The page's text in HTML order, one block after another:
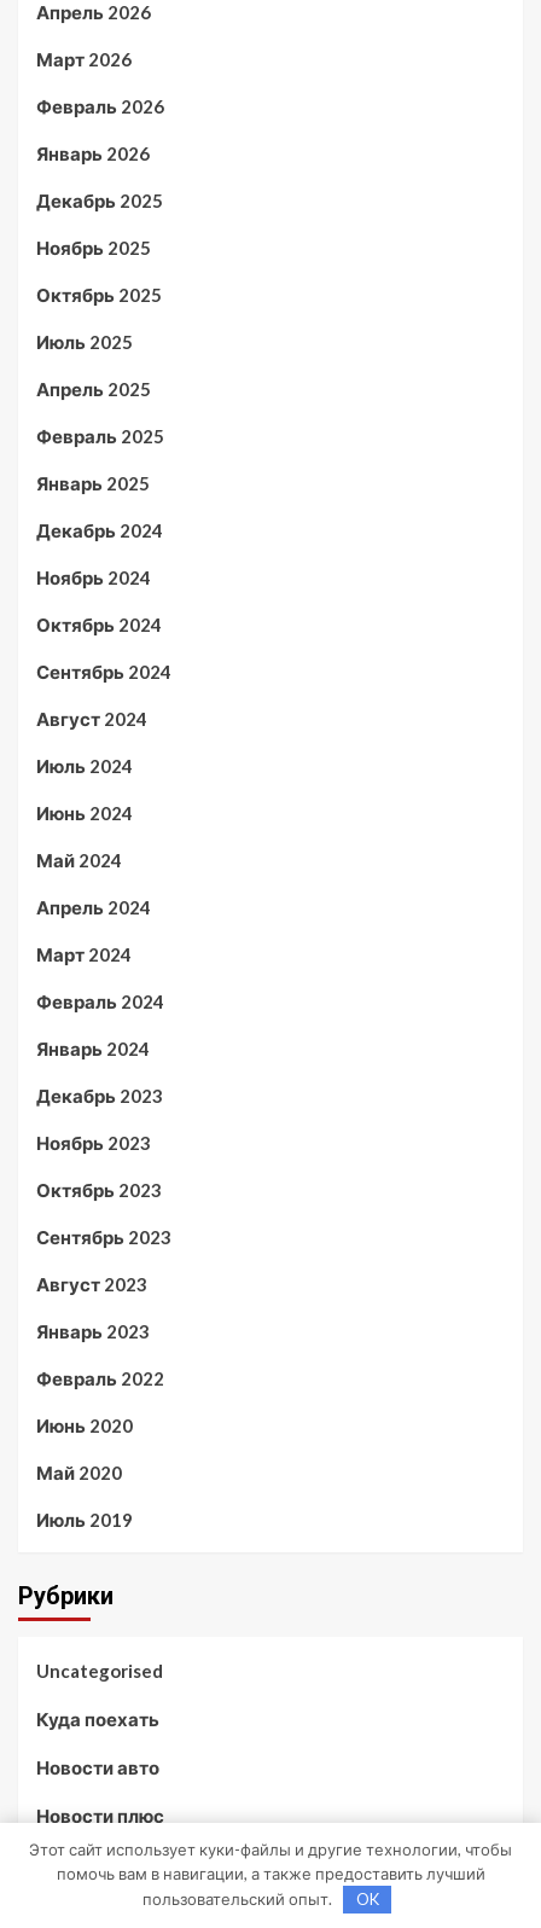
Апрель 2026
Март 2026
Февраль 2026
Январь 2026
Декабрь 2025
Ноябрь 2025
Октябрь 2025
Июль 2025
Апрель 2025
Февраль 2025
Январь 2025
Декабрь 2024
Ноябрь 2024
Октябрь 2024
Сентябрь 2024
Август 2024
Июль 2024
Июнь 2024
Май 2024
Апрель 2024
Март 2024
Февраль 2024
Январь 2024
Декабрь 2023
Ноябрь 2023
Октябрь 2023
Сентябрь 2023
Август 2023
Январь 2023
Февраль 2022
Июнь 2020
Май 2020
Июль 2019
Рубрики
Uncategorised
Куда поехать
Новости авто
Новости плюс
Ремонт — это просто
Советы автомобилистам
Этот сайт использует куки-файлы и другие технологии, чтобы
помочь вам в навигации, а также предоставить лучший
пользовательский опыт.
OK